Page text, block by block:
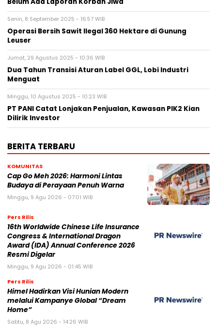
Senin, 8 September 2025 - 16:57 WIB
Operasi Bersih Sawit Ilegal 360 Hektare di Gunung
Leuser
Jumat, 29 Agustus 2025 - 10:36 WIB
Dua Tahun Transisi Aturan Label GGL, Lobi Industri
Menguat
Minggu, 10 Agustus 2025 - 10:23 WIB
PT PANI Catat Lonjakan Penjualan, Kawasan PIK2 Kian
Dilirik Investor
BERITA TERBARU
KOMUNITAS
Cap Go Meh 2026: Harmoni Lintas
Budaya di Perayaan Penuh Warna
Minggu, 9 Agu 2026 - 07:01 WIB
Pers Rilis
16th Worldwide Chinese Life Insurance
Congress & International Dragon
Award (IDA) Annual Conference 2026
Resmi Digelar
Minggu, 9 Agu 2026 - 01:45 WIB
Pers Rilis
Himel Hadirkan Visi Hunian Modern
melalui Kampanye Global “Dream
Home”
Sabtu, 8 Agu 2026 - 14:26 WIB